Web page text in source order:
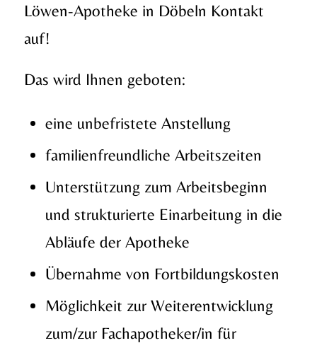
Löwen-Apotheke in Döbeln Kontakt
auf!
Das wird Ihnen geboten:
eine unbefristete Anstellung
familienfreundliche Arbeitszeiten
Unterstützung zum Arbeitsbeginn
und strukturierte Einarbeitung in die
Abläufe der Apotheke
Übernahme von Fortbildungskosten
Möglichkeit zur Weiterentwicklung
zum/zur Fachapotheker/in für